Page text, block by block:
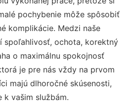
pochybenie môže spôsobiť
komplikácie. Medzi naše
spoľahlivosť, ochota, korektný
o maximálnu spokojnosť
je pre nás vždy na prvom
majú dlhoročné skúsenosti,
k vašim službám.